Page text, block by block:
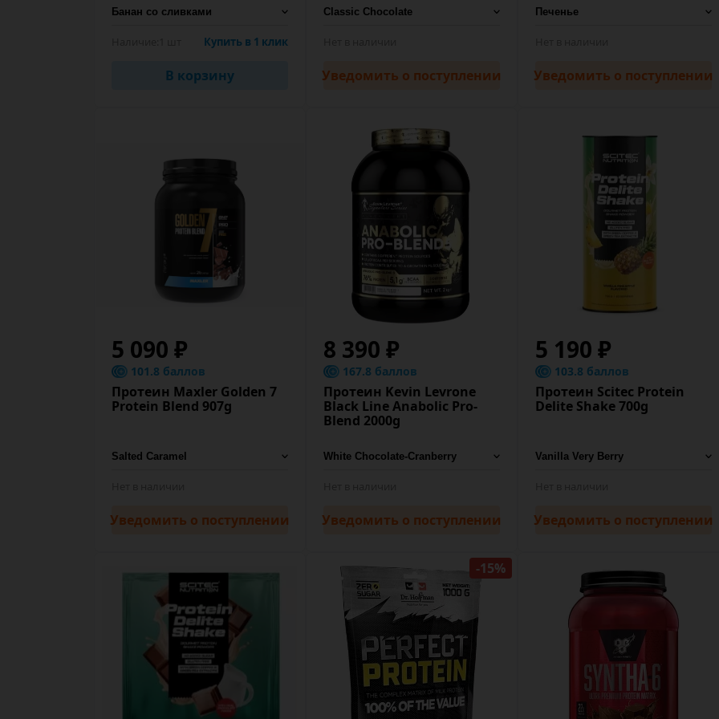
Купить в 1 клик
В корзину Уведомить о поступлении Уведомить о поступлении
5 090 ₽
101.8 баллов
Протеин Maxler Golden 7
Protein Blend 907g
Уведомить о поступлении
8 390 ₽
167.8 баллов
Протеин Kevin Levrone
Black Line Anabolic Pro-
Blend 2000g
Уведомить о поступлении
5 190 ₽
103.8 баллов
Протеин Scitec Protein
Delite Shake 700g
Уведомить о поступлении
-15%